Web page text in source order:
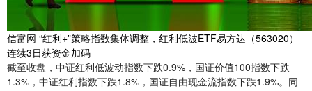
信富网 “红利+”策略指数集体调整，红利低波ETF易方达（563020）
连续3日获资金加码
截至收盘，中证红利低波动指数下跌0.9%，国证价值100指数下跌
1.3%，中证红利指数下跌1.8%，国证自由现金流指数下跌1.9%。同